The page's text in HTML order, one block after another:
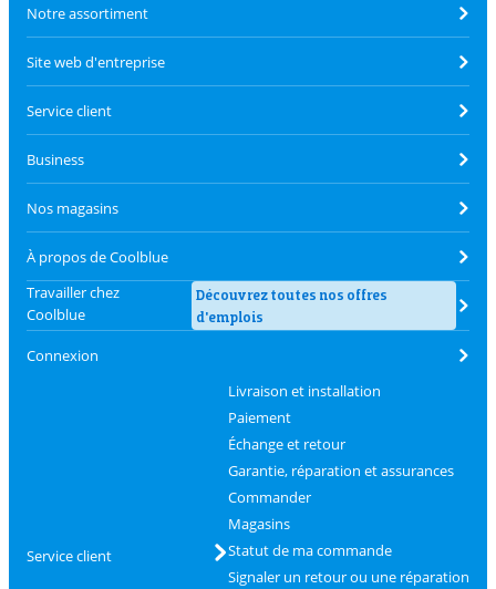
Notre assortiment
Site web d'entreprise
Service client
Business
Nos magasins
À propos de Coolblue
Travailler chez
Coolblue
Découvrez toutes nos offres
d'emplois
Connexion
Service client
Livraison et installation
Paiement
Échange et retour
Garantie, réparation et assurances
Commander
Magasins
Statut de ma commande
Signaler un retour ou une réparation